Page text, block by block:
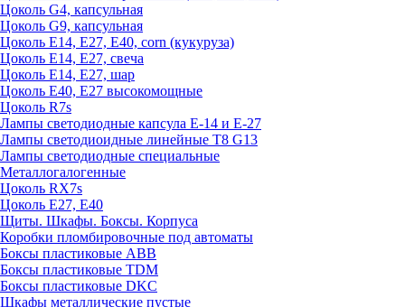
Цоколь G4, капсульная
Цоколь G9, капсульная
Цоколь Е14, Е27, Е40, corn (кукуруза)
Цоколь Е14, Е27, свеча
Цоколь Е14, Е27, шар
Цоколь Е40, Е27 высокомощные
Цоколь R7s
Лампы светодиодные капсула Е-14 и Е-27
Лампы светодиоидные линейные T8 G13
Лампы светодиодные специальные
Металлогалогенные
Цоколь RX7s
Цоколь Е27, E40
Щиты. Шкафы. Боксы. Корпуса
Коробки пломбировочные под автоматы
Боксы пластиковые ABB
Боксы пластиковые TDM
Боксы пластиковые DKC
Шкафы металлические пустые